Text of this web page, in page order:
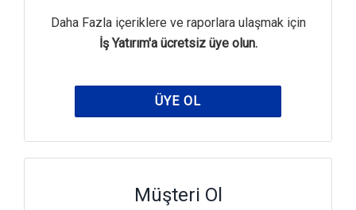
Daha Fazla içeriklere ve raporlara ulaşmak için
İş Yatırım'a ücretsiz üye olun.
ÜYE OL
Müşteri Ol